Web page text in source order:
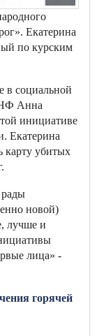
Екатерина
по курским
в социальной
Анна
инициативе
Екатерина
карту убитых
рады
новой)
лучше и
лица» -
горячей